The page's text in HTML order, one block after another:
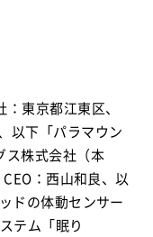
東京都江東区、
以下「パラマウン
ス株式会社（本
：西山和良、以
ドの体動センサー
テム「眠り